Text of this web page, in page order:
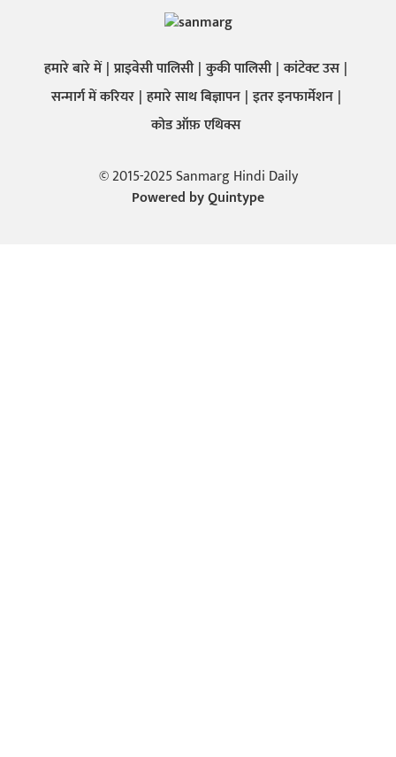
हमारे बारे में प्राइवेसी पालिसी कुकी पालिसी कांटेक्ट उस
सन्मार्ग में करियर हमारे साथ बिज्ञापन इतर इनफार्मेशन
कोड ऑफ़ एथिक्स
© 2015-2025 Sanmarg Hindi Daily
Powered byQuintype